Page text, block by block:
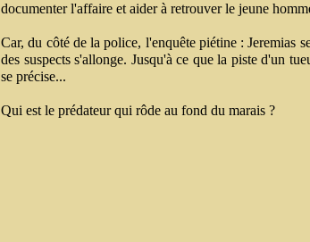
documenter l'affaire et aider à retrouver le jeune
Car, du côté de la police, l'enquête piétine : Jeremias
des suspects s'allonge. Jusqu'à ce que la piste d'un
se précise...
Qui est le prédateur qui rôde au fond du marais ?